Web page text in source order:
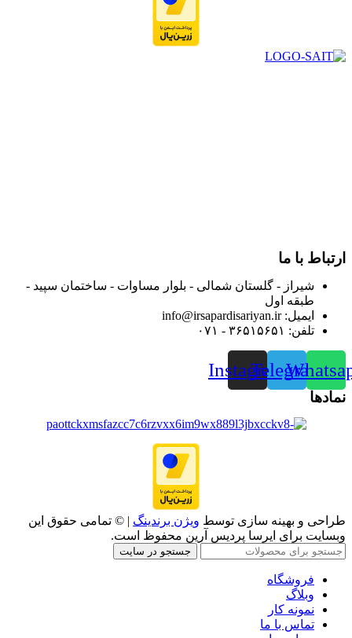
ارتباط با ما
شیراز - گلستان شمالی - بلوار مساوات - ساختمان سپید -
طبقه اول
ایمیل: info@irsapardisariyan.ir
تلفن: ۳۶۵۱۵۶۵۱ - ۰۷۱
Telegram
Instagram
نمادها
طراحی و بهینه سازی توسط ویژن برندینگ | © تمامی حقوق این
وبسایت برای ایرسا پردیس آرین محفوظ است.
جستجو در سایت
فروشگاه
وبلاگ
نمونه کار
تماس با ما